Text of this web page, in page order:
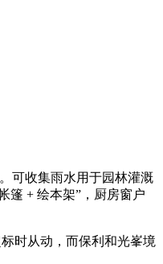
可收集雨水用于园林灌溉
篷 + 绘本架”，厨房窗户
时从动，而保利和光峯境